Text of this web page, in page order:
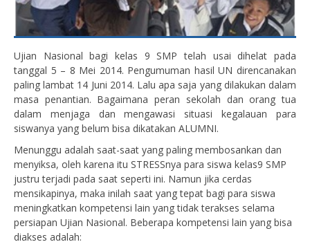
Ujian Nasional bagi kelas 9 SMP telah usai dihelat pada
tanggal 5 – 8 Mei 2014. Pengumuman hasil UN direncanakan
paling lambat 14 Juni 2014. Lalu apa saja yang dilakukan dalam
masa penantian. Bagaimana peran sekolah dan orang tua
dalam menjaga dan mengawasi situasi kegalauan para
siswanya yang belum bisa dikatakan ALUMNI.
Menunggu adalah saat-saat yang paling membosankan dan
menyiksa, oleh karena itu STRESSnya para siswa kelas9 SMP
justru terjadi pada saat seperti ini. Namun jika cerdas
mensikapinya, maka inilah saat yang tepat bagi para siswa
meningkatkan kompetensi lain yang tidak terakses selama
persiapan Ujian Nasional. Beberapa kompetensi lain yang bisa
diakses adalah: